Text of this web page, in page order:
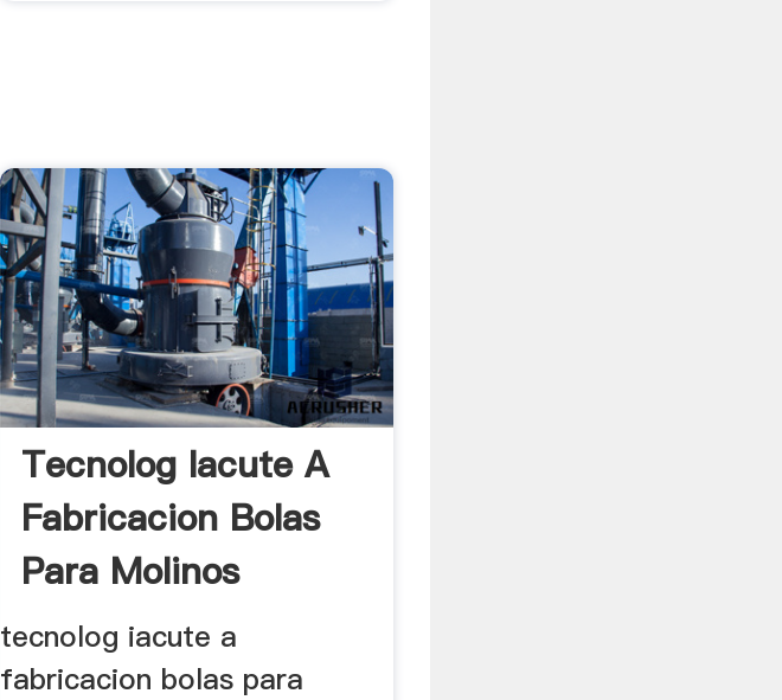
Tecnolog Iacute A
Fabricacion Bolas
Para Molinos
tecnolog iacute a
fabricacion bolas para